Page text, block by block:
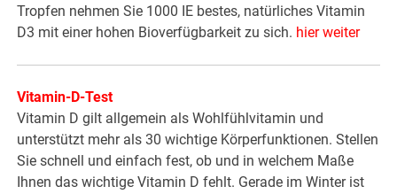
Tropfen nehmen Sie 1000 IE bestes, natürliches Vitamin
D3 mit einer hohen Bioverfügbarkeit zu sich. hier weiter
Vitamin-D-Test
Vitamin D gilt allgemein als Wohlfühlvitamin und
unterstützt mehr als 30 wichtige Körperfunktionen. Stellen
Sie schnell und einfach fest, ob und in welchem Maße
Ihnen das wichtige Vitamin D fehlt. Gerade im Winter ist